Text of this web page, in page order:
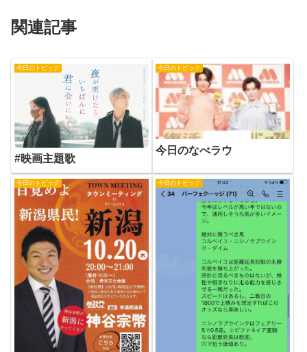
関連記事
今日のトピック
#映画主題歌
今日のトピック
今日のなべラウ
今日のトピック 今日のトピック